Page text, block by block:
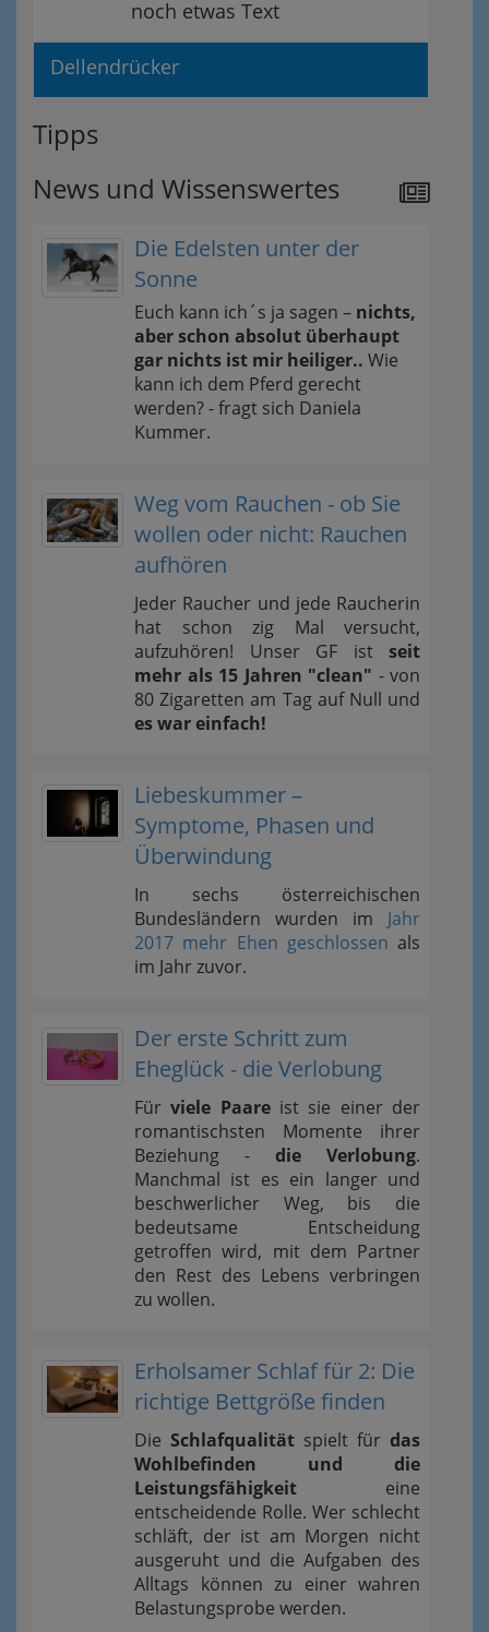
noch etwas Text
Dellendrücker
Tipps
News und Wissenswertes
Die Edelsten unter der
Sonne
Euch kann ich´s ja sagen – nichts,
aber schon absolut überhaupt
gar nichts ist mir heiliger.. Wie
kann ich dem Pferd gerecht
werden? - fragt sich Daniela
Kummer.
Weg vom Rauchen - ob Sie
wollen oder nicht: Rauchen
aufhören
Jeder Raucher und jede Raucherin
hat schon zig Mal versucht,
aufzuhören! Unser GF ist seit
mehr als 15 Jahren "clean" - von
80 Zigaretten am Tag auf Null und
es war einfach!
Liebeskummer –
Symptome, Phasen und
Überwindung
In sechs österreichischen
Bundesländern wurden im Jahr
2017 mehr Ehen geschlossen als
im Jahr zuvor.
Der erste Schritt zum
Eheglück - die Verlobung
Fürviele Paareist sie einer der
romantischsten Momente ihrer
Beziehung - die Verlobung.
Manchmal ist es ein langer und
beschwerlicher Weg, bis die
bedeutsame Entscheidung
getroffen wird, mit dem Partner
den Rest des Lebens verbringen
zu wollen.
Erholsamer Schlaf für 2: Die
richtige Bettgröße finden
Die Schlafqualität spielt für das
Wohlbefinden und die
Leistungsfähigkeit eine
entscheidende Rolle. Wer schlecht
schläft, der ist am Morgen nicht
ausgeruht und die Aufgaben des
Alltags können zu einer wahren
Belastungsprobe werden.